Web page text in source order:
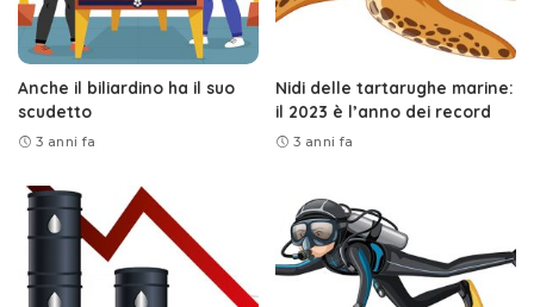
Anche il biliardino ha il suo
scudetto
3 anni fa
Nidi delle tartarughe marine:
il 2023 è l’anno dei record
3 anni fa